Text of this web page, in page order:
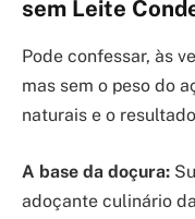
sem Leite
Pode confessar, às
mas sem o peso do
naturais e o
A base da doçura:
adoçante culinário